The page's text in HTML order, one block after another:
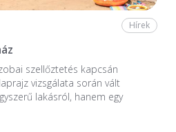
Hírek
szellőztetés kapcsán
vizsgálata során vált
lakásról, hanem egy